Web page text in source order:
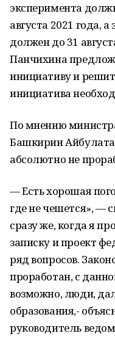
эксперимента
августа 2021 года,
должен до 31
Панчихина
инициативу и
инициатива
По мнению
Башкирии Айбулата
абсолютно не
— Есть хорошая
где не чешется», —
сразу же, когда я
записку и проект
ряд вопросов.
проработан, с
возможно, люди,
образования,-
руководитель